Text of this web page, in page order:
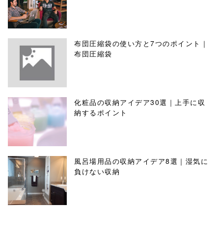
布団圧縮袋の使い方と7つのポイント｜
布団圧縮袋
化粧品の収納アイデア30選｜上手に収
納するポイント
風呂場用品の収納アイデア8選｜湿気に
負けない収納